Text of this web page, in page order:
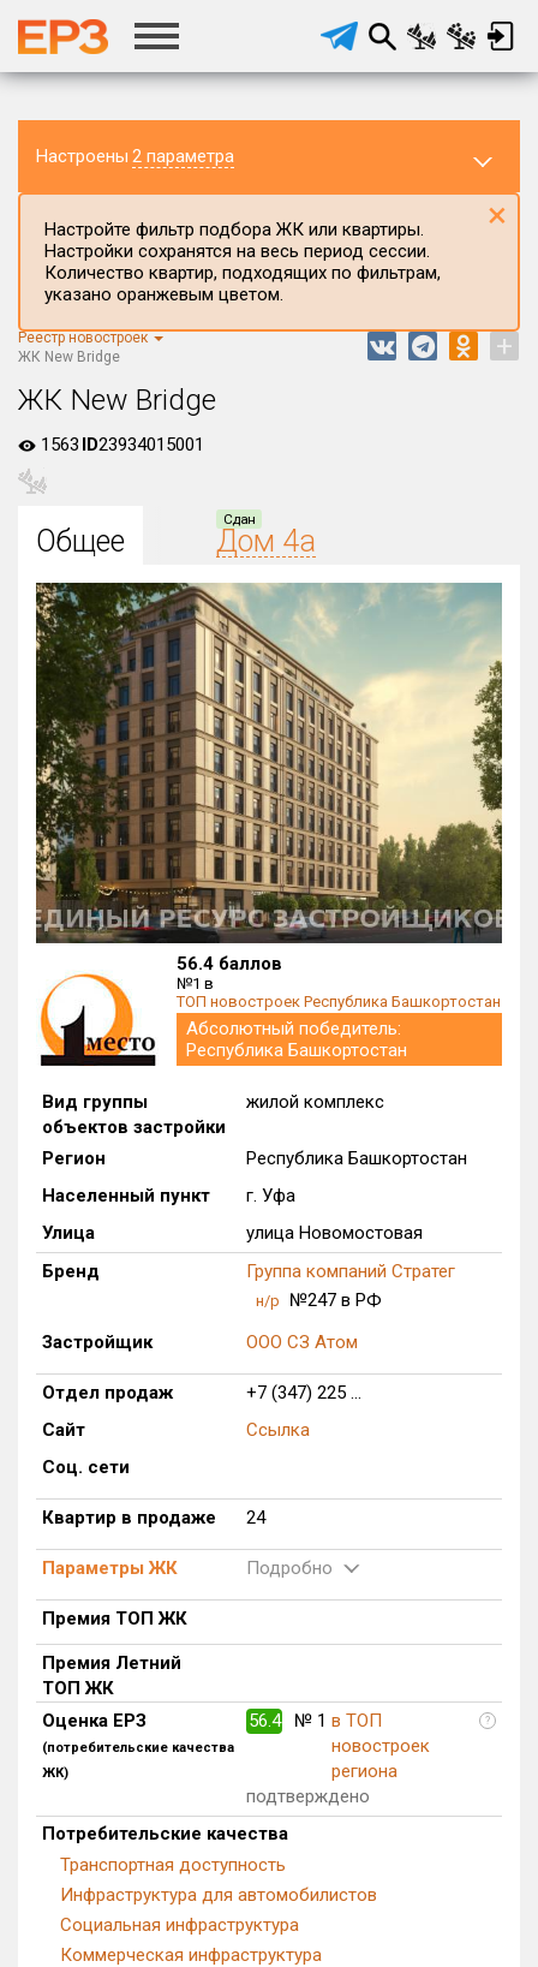
Настроены 2 параметра
Регион ЖК
Все
Населённый пункт
Все
Район в городе
Все
млн ₽
Цена
от до
Общая площадь, м²
от до
Срок сдачи
от до
Вид объекта
Кол-во комнат
×1К
Только новые
Оценка ЕРЗ ЖК
от до
с продажами
Найдено:
Жилых комплексов
Многоквартирных домов
Блокированных домов
0 из 78
Поселков таунхаусов
Многоквартирных домов
0 из 20
Блокированных домов
0 из 322
Квартир, апартаментов,
блоков в БД
0 из 22 712
Настройте фильтр подбора ЖК или квартиры.
Настройки сохранятся на весь период сессии.
Количество квартир, подходящих по фильтрам,
указано оранжевым цветом.
×
Реестр новостроек
ЖК New Bridge
+
ЖК New Bridge
1563 ID23934015001
Общее
Сдан
Дом 4а
56.4 баллов
№1 в
ТОП новостроек Республика Башкортостан
Абсолютный победитель:
Республика Башкортостан
Вид группы
объектов застройки
жилой комплекс
Регион
Республика Башкортостан
Населенный пункт
г. Уфа
Улица
улица Новомостовая
Бренд
Группа компаний Стратег
н/р
№247 в РФ
Застройщик
ООО СЗ Атом
Отдел продаж
+7 (347) 225 ...
Сайт
Ссылка
Соц. сети
Квартир в продаже 24
Параметры ЖК Подробно
Премия ТОП ЖК
Премия Летний
ТОП ЖК
Оценка ЕРЗ
(потребительские качества
ЖК)
56.4 № 1 в ТОП
новостроек
региона
?
подтверждено
Потребительские качества
Транспортная доступность
Инфраструктура для автомобилистов
Социальная инфраструктура
Коммерческая инфраструктура